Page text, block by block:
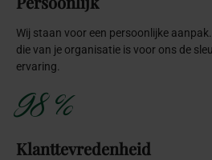
Wij staan voor een persoonlijke
die van je organisatie is voor ons de
ervaring.
98 %
Klanttevredenheid